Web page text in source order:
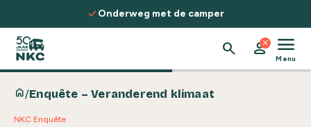
Spring naar de inhoud
checkOnderweg met de camper
search person
close menu
Menu
home/Enquête – Veranderend klimaat
NKC Enquête